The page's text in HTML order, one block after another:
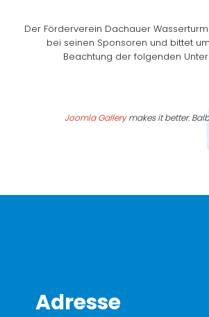
Der Förderverein Dachauer
bei seinen Sponsoren und bittet
Beachtung der folgenden
Joomla Gallerymakes it better.
Adresse